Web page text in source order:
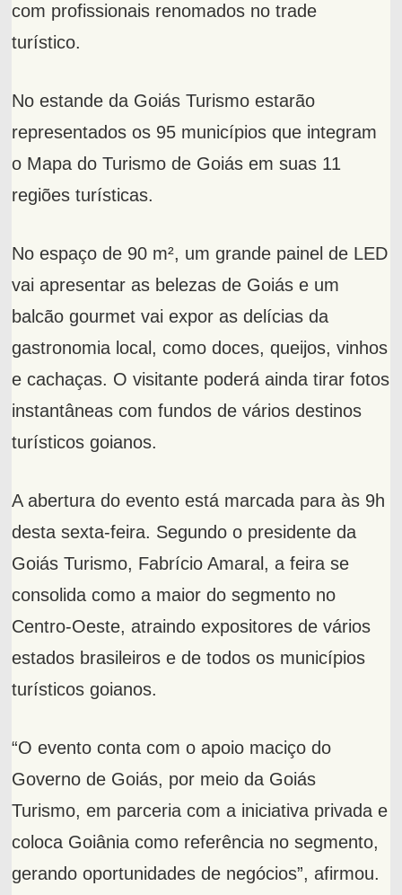
com profissionais renomados no trade
turístico.
No estande da Goiás Turismo estarão
representados os 95 municípios que integram
o Mapa do Turismo de Goiás em suas 11
regiões turísticas.
No espaço de 90 m², um grande painel de LED
vai apresentar as belezas de Goiás e um
balcão gourmet vai expor as delícias da
gastronomia local, como doces, queijos, vinhos
e cachaças. O visitante poderá ainda tirar fotos
instantâneas com fundos de vários destinos
turísticos goianos.
A abertura do evento está marcada para às 9h
desta sexta-feira. Segundo o presidente da
Goiás Turismo, Fabrício Amaral, a feira se
consolida como a maior do segmento no
Centro-Oeste, atraindo expositores de vários
estados brasileiros e de todos os municípios
turísticos goianos.
“O evento conta com o apoio maciço do
Governo de Goiás, por meio da Goiás
Turismo, em parceria com a iniciativa privada e
coloca Goiânia como referência no segmento,
gerando oportunidades de negócios”, afirmou.